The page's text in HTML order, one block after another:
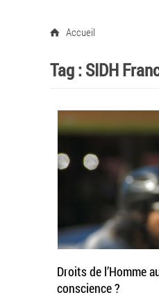
NOUS
Accueil
Tag :SIDH
Droits de l’Homme
conscience ?